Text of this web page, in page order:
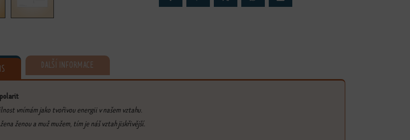
DALŠÍ INFORMACE
vnímám jako tvořivou energii v našem vztahu.
ženou a muž mužem, tím je náš vztah jiskřivější.